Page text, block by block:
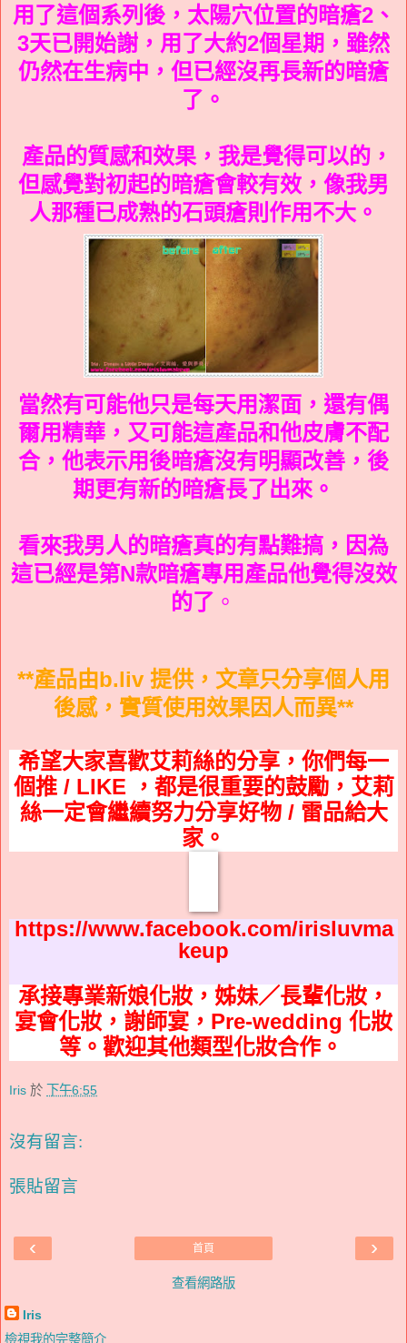
用了這個系列後，太陽穴位置的暗瘡2、
3天已開始謝，用了大約2個星期，雖然
仍然在生病中，但已經沒再長新的暗瘡
了。
產品的質感和效果，我是覺得可以的，
但感覺對初起的暗瘡會較有效，像我男
人那種已成熟的石頭瘡則作用不大。
當然有可能他只是每天用潔面，還有偶
爾用精華，又可能這產品和他皮膚不配
合，他表示用後暗瘡沒有明顯改善，後
期更有新的暗瘡長了出來。
看來我男人的暗瘡真的有點難搞，因為
這已經是第N款暗瘡專用產品他覺得沒效
的了 。
**產品由b.liv 提供，文章只分享個人用
後感，實質使用效果因人而異**
希望大家喜歡艾莉絲的分享，你們每一
個推 / LIKE ，都是很重要的鼓勵，艾莉
絲一定會繼續努力分享好物 / 雷品給大
家。
https://www.facebook.com/irisluvma
keup
承接專業新娘化妝，姊妹／長輩化妝，
宴會化妝，謝師宴，Pre-wedding 化妝
等。歡迎其他類型化妝合作。
Iris 於 下午6:55
沒有留言:
張貼留言
‹ ›
首頁
查看網路版
Iris
檢視我的完整簡介